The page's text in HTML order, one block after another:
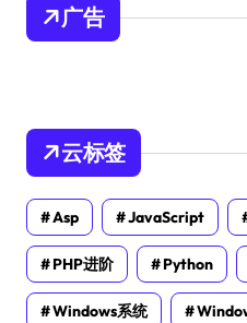
广告
云标签
Asp JavaScript
PHP进阶 Python
Windows系统